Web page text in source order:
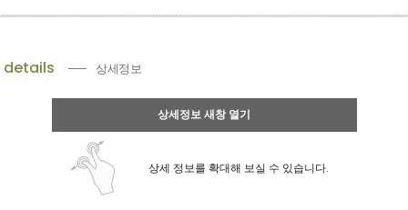
details 상세정보
상세정보 새창 열기
상세 정보를 확대해 보실 수 있습니다.